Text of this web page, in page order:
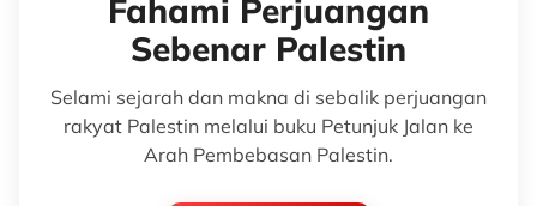
Fahami Perjuangan
Sebenar Palestin
Selami sejarah dan makna di sebalik perjuangan
rakyat Palestin melalui buku Petunjuk Jalan ke
Arah Pembebasan Palestin.